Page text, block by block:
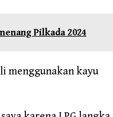
Pilkada 2024
menggunakan kayu